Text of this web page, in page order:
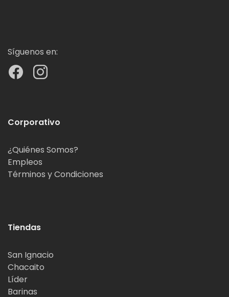
Síguenos en:
Corporativo
¿Quiénes Somos?
Empleos
Términos y Condiciones
Tiendas
San Ignacio
Chacaito
Líder
Barinas